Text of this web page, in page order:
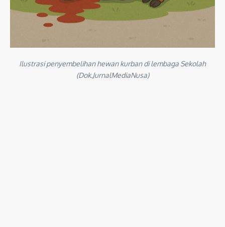
Ilustrasi penyembelihan hewan kurban di lembaga Sekolah
(Dok.JurnalMediaNusa)